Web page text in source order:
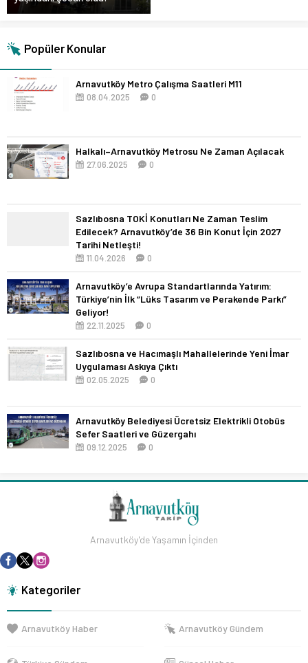
Popüler Konular
Arnavutköy Metro Çalışma Saatleri M11
08.04.2025 0
Halkalı–Arnavutköy Metrosu Ne Zaman Açılacak
27.06.2025 0
Sazlıbosna TOKİ Konutları Ne Zaman Teslim
Edilecek? Arnavutköy’de 36 Bin Konut İçin 2027
Tarihi Netleşti!
11.04.2026 0
Arnavutköy’e Avrupa Standartlarında Yatırım:
Türkiye’nin İlk “Lüks Tasarım ve Perakende Parkı”
Geliyor!
22.11.2025 0
Sazlıbosna ve Hacımaşlı Mahallelerinde Yeni İmar
Uygulaması Askıya Çıktı
02.05.2025 0
Arnavutköy Belediyesi Ücretsiz Elektrikli Otobüs
Sefer Saatleri ve Güzergahı
09.12.2025 0
Arnavutköy'de Yaşamın İçinden
Kategoriler
Arnavutköy Haber Arnavutköy Gündem